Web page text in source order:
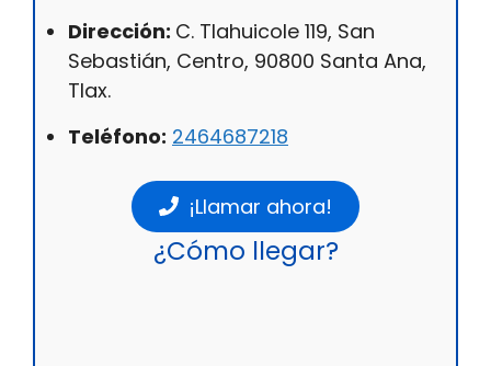
Dirección: C. Tlahuicole 119, San
Sebastián, Centro, 90800 Santa Ana,
Tlax.
Teléfono: 2464687218
¡Llamar ahora!
¿Cómo llegar?